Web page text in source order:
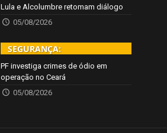
Lula e Alcolumbre retomam diálogo
05/08/2026
SEGURANÇA:
PF investiga crimes de ódio em
operação no Ceará
05/08/2026